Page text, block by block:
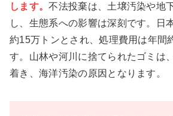
します。不法投棄は、土壌汚染や地
し、生態系への影響は深刻です。日
約15万トンとされ、処理費用は年間
す。山林や河川に捨てられたゴミは
着き、海洋汚染の原因となります。